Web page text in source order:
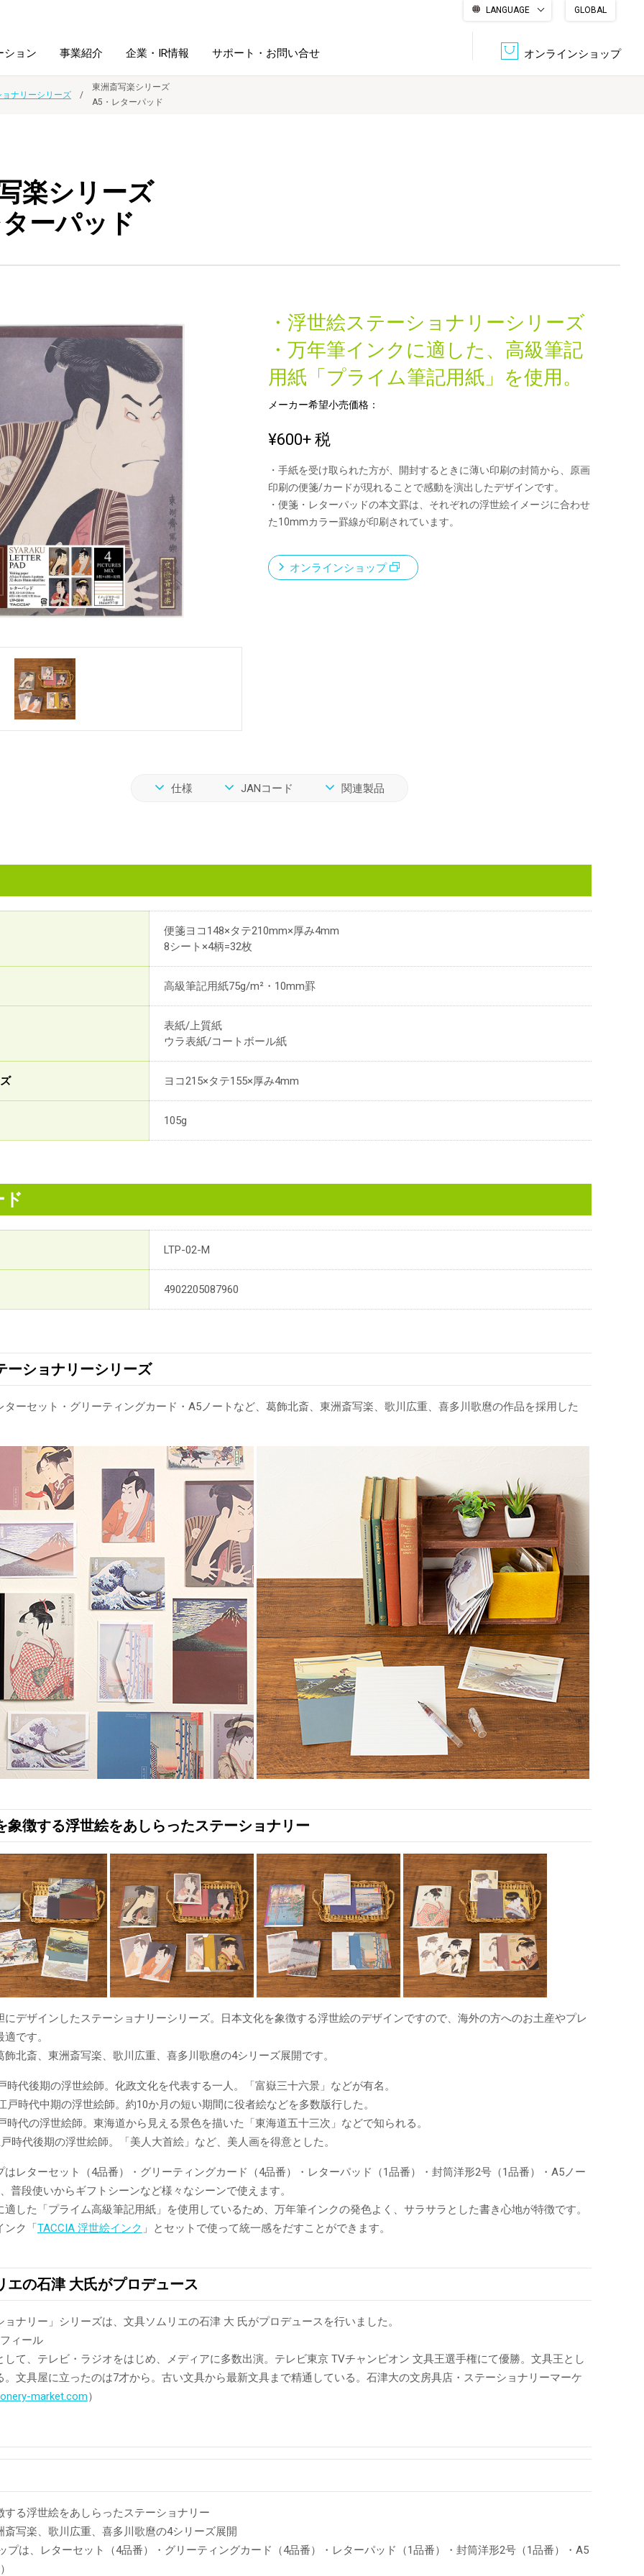
LANGUAGE
GLOBAL
オンラインショップ
製品
ファイル・
ホルダー用品
新製品一覧
ション
学校ソリューション
総務＋クリエイティブ
事業紹介 企業・IR情報
沿革
採用情報
サポート・お問い合せ
ナリーシリーズ
東洲斎写楽シリーズ
A5・レターパッド
楽シリーズ
ーパッド
・浮世絵ステーショナリーシリーズ
・万年筆インクに適した、高級筆記
用紙「プライム筆記用紙」を使用。
メーカー希望小売価格：
¥600+ 税
・手紙を受け取られた方が、開封するときに薄い印刷の封筒から、原画
印刷の便箋/カードが現れることで感動を演出したデザインです。
・便箋・レターパッドの本文罫は、それぞれの浮世絵イメージに合わせ
た10mmカラー罫線が印刷されています。
オンラインショップ
仕様 JANコード 関連製品
便箋ヨコ148×タテ210mm×厚み4mm
8シート×4柄=32枚
高級筆記用紙75g/m²・10mm罫
表紙/上質紙
ウラ表紙/コートボール紙
ヨコ215×タテ155×厚み4mm
105g
LTP-02-M
4902205087960
ーショナリーシリーズ
ターセット・グリーティングカード・A5ノートなど、葛飾北斎、東洲斎写楽、歌川広重、喜多川歌麿の作品を採用した
象徴する浮世絵をあしらったステーショナリー
にデザインしたステーショナリーシリーズ。日本文化を象徴する浮世絵のデザインですので、海外の方へのお土産やプレ
です。
北斎、東洲斎写楽、歌川広重、喜多川歌麿の4シリーズ展開です。
時代後期の浮世絵師。化政文化を代表する一人。「富嶽三十六景」などが有名。
戸時代中期の浮世絵師。約10か月の短い期間に役者絵などを多数版行した。
時代の浮世絵師。東海道から見える景色を描いた「東海道五十三次」などで知られる。
時代後期の浮世絵師。「美人大首絵」など、美人画を得意とした。
はレターセット（4品番）・グリーティングカード（4品番）・レターパッド（1品番）・封筒洋形2号（1品番）・A5ノー
普段使いからギフトシーンなど様々なシーンで使えます。
適した「プライム高級筆記用紙」を使用しているため、万年筆インクの発色よく、サラサラとした書き心地が特徴です。
ンク「TACCIA 浮世絵インク 」とセットで使って統一感をだすことができます。
エの石津 大氏がプロデュース
ナリー」シリーズは、文具ソムリエの石津 大 氏がプロデュースを行いました。
ィール
して、テレビ・ラジオをはじめ、メディアに多数出演。テレビ東京 TVチャンピオン 文具王選手権にて優勝。文具王とし
。文具屋に立ったのは7才から。古い文具から最新文具まで精通している。石津大の文房具店・ステーショナリーマーケ
market.com）
する浮世絵をあしらったステーショナリー
斎写楽、歌川広重、喜多川歌麿の4シリーズ展開
プは、レターセット（4品番）・グリーティングカード（4品番）・レターパッド（1品番）・封筒洋形2号（1品番）・A5